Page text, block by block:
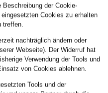
+Aktionsrabatt
Beschreibung der Cookie-
Cookies zu erhalten
treffen.
nachträglich ändern oder
Webseite). Der Widerruf hat
Verwendung der Tools und
von Cookies ablehnen.
Tools und der